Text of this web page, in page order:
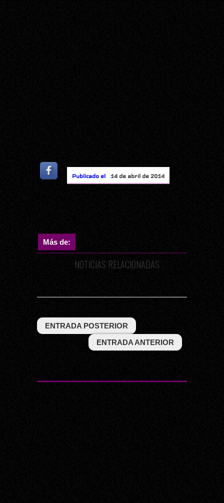
Publicado el 14 de abril de 2014
Más de:
NOTICIAS RELACIONADAS
ENTRADA POSTERIOR
ENTRADA ANTERIOR